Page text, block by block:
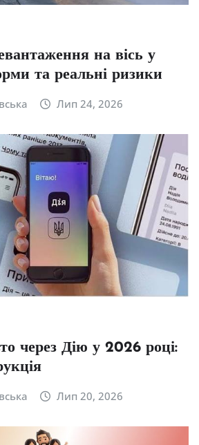
на вісь у
та реальні ризики
Лип 24, 2026
через Дію у 2026 році:
Лип 20, 2026